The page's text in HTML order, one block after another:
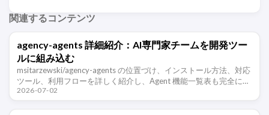
関連するコンテンツ
agency-agents 詳細紹介：AI専門家チームを開発ツー
ルに組み込む
msitarzewski/agency-agents の位置づけ、インストール方法、対応
ツール、利用フローを詳しく紹介し、Agent 機能一覧表も完全に整
理します。
2026-07-02